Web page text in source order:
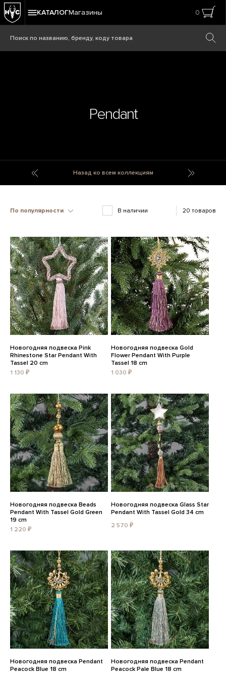
КАТАЛОГМагазины 0
Pendant
Назад ко всем коллекциям
По популярности В наличии 20 товаров
Новогодняя подвеска Pink
Rhinestone Star Pendant With
Tassel 20 cm
1 130 ₽
Новогодняя подвеска Gold
Flower Pendant With Purple
Tassel 18 cm
1 030 ₽
Новогодняя подвеска Beads
Pendant With Tassel Gold Green
19 cm
1 220 ₽
Новогодняя подвеска Glass Star
Pendant With Tassel Gold 34 cm
2 570 ₽
Новогодняя подвеска Pendant
Peacock Blue 18 cm
Новогодняя подвеска Pendant
Peacock Pale Blue 18 cm